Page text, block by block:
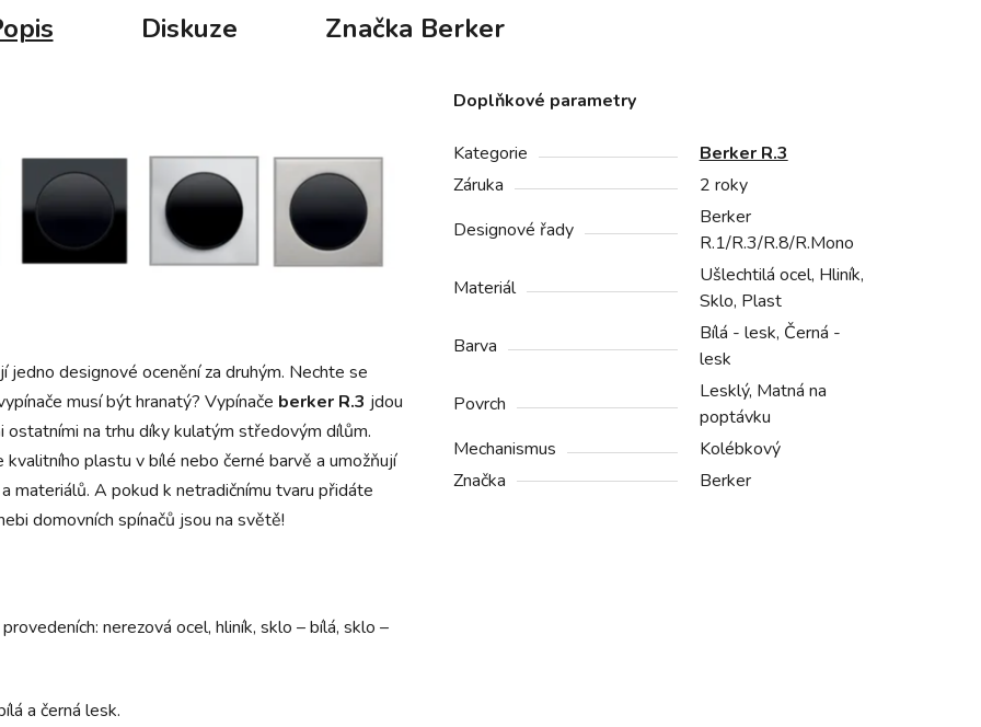
Diskuze Značka Berker
jedno designové ocenění za druhým. Nechte se
musí být hranatý? Vypínače berker R.3 jdou
ostatními na trhu díky kulatým středovým dílům.
plastu v bílé nebo černé barvě a umožňují
materiálů. A pokud k netradičnímu tvaru přidáte
domovních spínačů jsou na světě!
nerezová ocel, hliník, sklo – bílá, sklo –
a černá lesk.
Doplňkové parametry
Kategorie
Berker R.3
Záruka
2 roky
Designové řady
Berker
R.1/R.3/R.8/R.Mono
Materiál
Ušlechtilá ocel, Hliník,
Sklo, Plast
Barva
Bílá - lesk, Černá -
lesk
Povrch
Lesklý, Matná na
poptávku
Mechanismus
Kolébkový
Značka
Berker